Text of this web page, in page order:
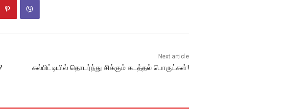
Next article
கல்பிட்டியில் தொடர்ந்து சிக்கும் கடத்தல் பொருட்கள்!